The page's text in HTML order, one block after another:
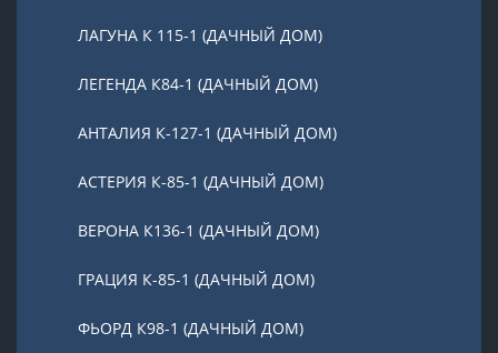
ЛАГУНА К 115-1 (ДАЧНЫЙ ДОМ)
ЛЕГЕНДА К84-1 (ДАЧНЫЙ ДОМ)
АНТАЛИЯ К-127-1 (ДАЧНЫЙ ДОМ)
АСТЕРИЯ К-85-1 (ДАЧНЫЙ ДОМ)
ВЕРОНА К136-1 (ДАЧНЫЙ ДОМ)
ГРАЦИЯ К-85-1 (ДАЧНЫЙ ДОМ)
ФЬОРД К98-1 (ДАЧНЫЙ ДОМ)